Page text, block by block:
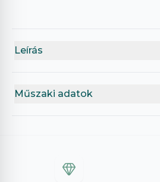
Leírás
Műszaki adatok